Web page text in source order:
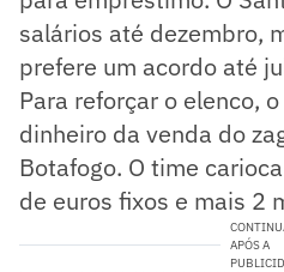
salários até dezembro,
prefere um acordo até
Para reforçar o elenco,
dinheiro da venda do
Botafogo. O time
de euros fixos e mais 2
APÓS A